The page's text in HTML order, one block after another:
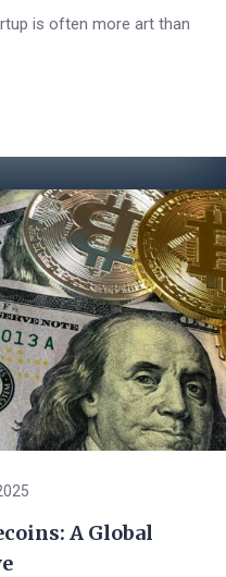
is often more art than
A Global